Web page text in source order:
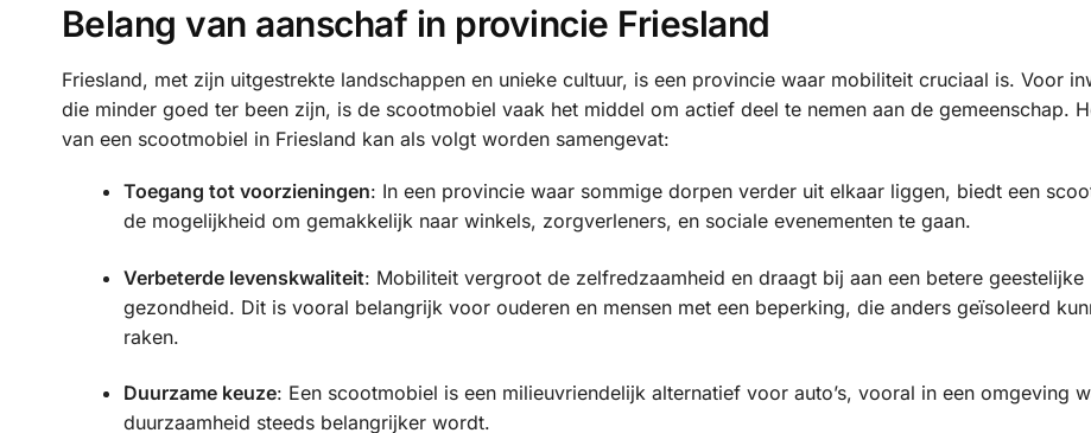
Belang van aanschaf in provincie Friesland
Friesland, met zijn uitgestrekte landschappen en unieke cultuur, is een provincie waar mobiliteit cruciaal is. Voor
die minder goed ter been zijn, is de scootmobiel vaak het middel om actief deel te nemen aan de gemeenschap.
van een scootmobiel in Friesland kan als volgt worden samengevat:
Toegang tot voorzieningen: In een provincie waar sommige dorpen verder uit elkaar liggen, biedt een
de mogelijkheid om gemakkelijk naar winkels, zorgverleners, en sociale evenementen te gaan.
Verbeterde levenskwaliteit: Mobiliteit vergroot de zelfredzaamheid en draagt bij aan een betere geestelijke
gezondheid. Dit is vooral belangrijk voor ouderen en mensen met een beperking, die anders geïsoleerd
raken.
Duurzame keuze: Een scootmobiel is een milieuvriendelijk alternatief voor auto’s, vooral in een omgeving
duurzaamheid steeds belangrijker wordt.